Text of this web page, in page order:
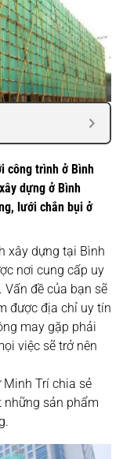
công trình ở Bình
dựng ở Bình
lưới chắn bụi ở
xây dựng tại Bình
nơi cung cấp uy
đề của bạn sẽ
được địa chỉ uy tín
may gặp phải
việc sẽ trở nên
Trí chia sẻ
những sản phẩm